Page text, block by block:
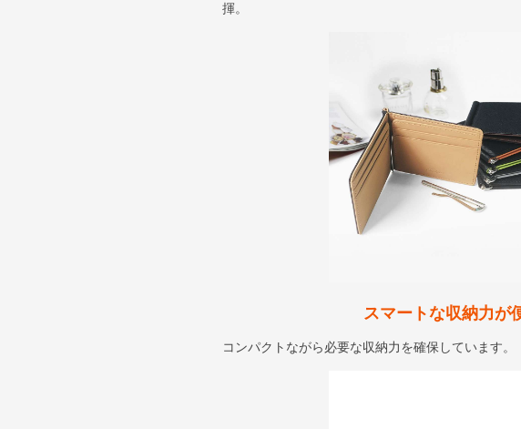
揮。
スマートな収納力が
コンパクトながら必要な収納力を確保しています。